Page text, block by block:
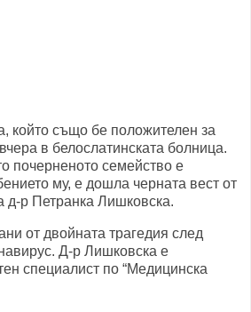
който също бе положителен за
в белослатинската болница.
почерненото семейство е
му, е дошла черната вест от
д-р Петранка Лишковска.
от двойната трагедия след
Д-р Лишковска е
специалист по “Медицинска